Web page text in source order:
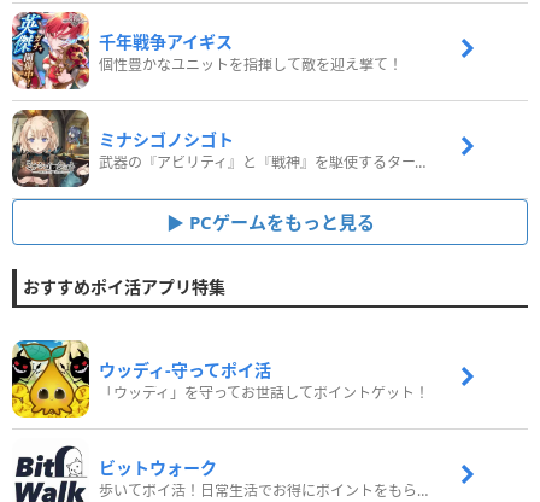
千年戦争アイギス
個性豊かなユニットを指揮して敵を迎え撃て！
ミナシゴノシゴト
武器の『アビリティ』と『戦神』を駆使するターン制コマンドバトルRPG！
PCゲームをもっと見る
おすすめポイ活アプリ特集
ウッディ‐守ってポイ活
「ウッディ」を守ってお世話してポイントゲット！
ビットウォーク
歩いてポイ活！日常生活でお得にポイントをもらおう